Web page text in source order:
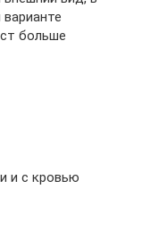
больше
и с кровью